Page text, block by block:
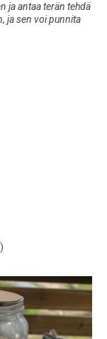
ja antaa terän tehdä
ja sen voi punnita